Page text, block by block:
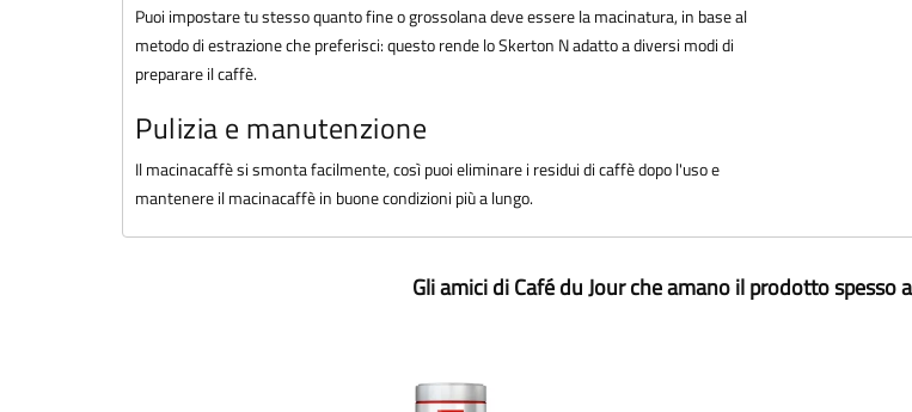
Puoi impostare tu stesso quanto fine o grossolana deve essere la macinatura, in base al
metodo di estrazione che preferisci: questo rende lo Skerton N adatto a diversi modi di
preparare il caffè.
Pulizia e manutenzione
Il macinacaffè si smonta facilmente, così puoi eliminare i residui di caffè dopo l'uso e
mantenere il macinacaffè in buone condizioni più a lungo.
Gli amici di Café du Jour che amano il prodotto